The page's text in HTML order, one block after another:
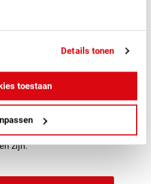
Details tonen
toestaan
van duurzaam ontwerpen en
uitdagingen, motivatie en
ontwikkelen en plekken te
zijn.